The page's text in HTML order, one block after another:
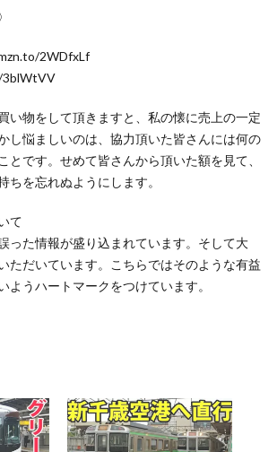
2WDfxLf
い物をして頂きますと、私の懐に売上の一定
し悩ましいのは、協力頂いた皆さんには何の
とです。せめて皆さんから頂いた額を見て、
ちを忘れぬようにします。
て
った情報が盛り込まれています。そして大
ただいています。こちらではそのような有益
ようハートマークをつけています。